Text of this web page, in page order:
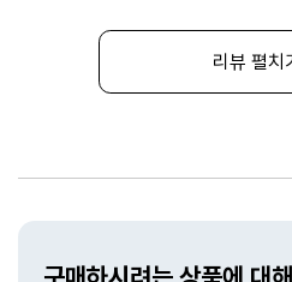
리뷰 펼치